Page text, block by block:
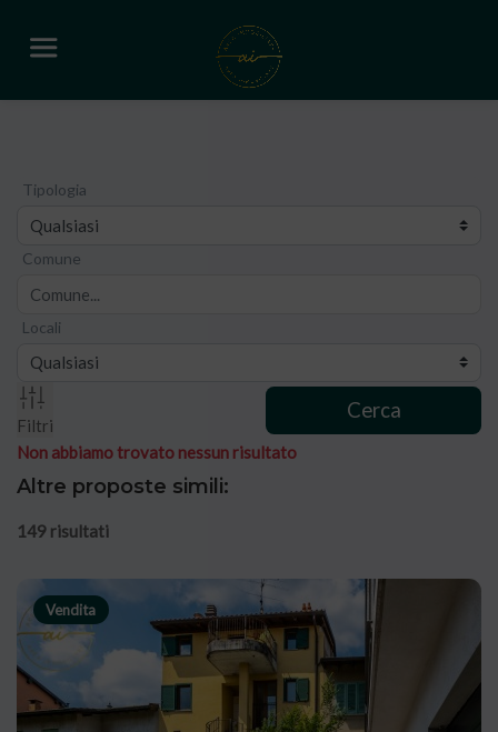
Tipologia
Comune
Locali
Filtri
Cerca
Non abbiamo trovato nessun risultato
Altre proposte simili:
149 risultati
Vendita